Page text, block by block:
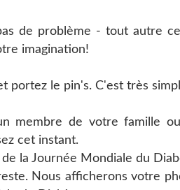
de problème - tout autre
imagination!
portez le pin's. C'est très
de votre famille
cet instant.
la Journée Mondiale du
Nous afficherons votre